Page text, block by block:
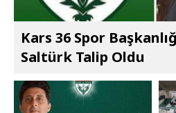
Kars 36 Spor
Saltürk Talip Oldu